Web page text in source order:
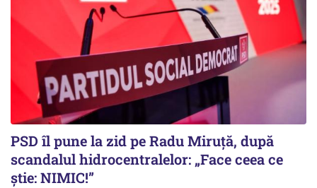
PSD îl pune la zid pe Radu Miruță, după
scandalul hidrocentralelor: „Face ceea ce
știe: NIMIC!”